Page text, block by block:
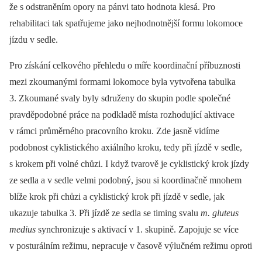
že s odstraněním opory na pánvi tato hodnota klesá. Pro
rehabilitaci tak spatřujeme jako nejhodnotnější formu lokomoce
jízdu v sedle.
Pro získání celkového přehledu o míře koordinační příbuznosti
mezi zkoumanými formami lokomoce byla vytvořena tabulka
3. Zkoumané svaly byly sdruženy do skupin podle společné
pravděpodobné práce na podkladě místa rozhodující aktivace
v rámci průměrného pracovního kroku. Zde jasně vidíme
podobnost cyklistického axiálního kroku, tedy při jízdě v sedle,
s krokem při volné chůzi. I když tvarově je cyklistický krok jízdy
ze sedla a v sedle velmi podobný, jsou si koordinačně mnohem
blíže krok při chůzi a cyklistický krok při jízdě v sedle, jak
ukazuje tabulka 3. Při jízdě ze sedla se timing svalu m. gluteus
medius synchronizuje s aktivací v 1. skupině. Zapojuje se více
v posturálním režimu, nepracuje v časově výlučném režimu oproti